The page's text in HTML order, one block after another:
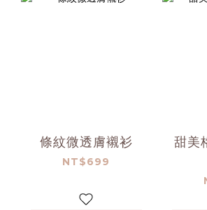
條紋微透膚襯衫
NT$699
甜美